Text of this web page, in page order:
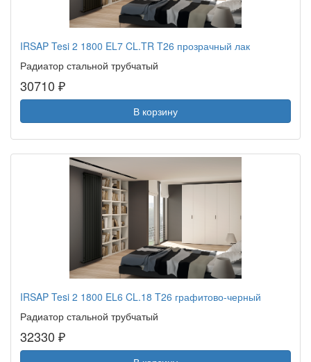
IRSAP Tesi 2 1800 EL7 CL.TR T26 прозрачный лак
Радиатор стальной трубчатый
30710 ₽
В корзину
IRSAP Tesi 2 1800 EL6 CL.18 T26 графитово-черный
Радиатор стальной трубчатый
32330 ₽